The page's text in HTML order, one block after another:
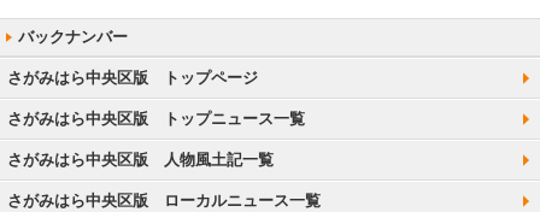
さがみはら中央区版 トップページ
さがみはら中央区版 トップニュース一覧
さがみはら中央区版 人物風土記一覧
さがみはら中央区版 ローカルニュース一覧